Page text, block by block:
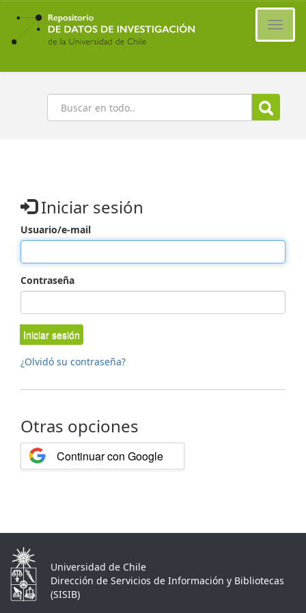
Ir
contenido
principal
Buscar
Iniciar sesión
Usuario/e-mail
Contraseña
Iniciar sesión
¿Olvidó su contraseña?
Otras opciones
Continuar con Google
Universidad de Chile
Dirección de Servicios de Información y Bibliotecas
(SISIB)